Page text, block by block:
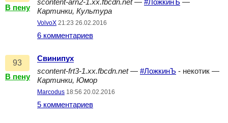
В пену
scontent-arn2-1.xx.fbcdn.net— #ЛожкинЪ —
Картинки, Культура
VolvoX 21:23 26.02.2016
6 комментариев
93
В пену
Свинипух
scontent-frt3-1.xx.fbcdn.net— #ЛожкинЪ - некотик —
Картинки, Юмор
Marcodus 18:56 20.02.2016
5 комментариев